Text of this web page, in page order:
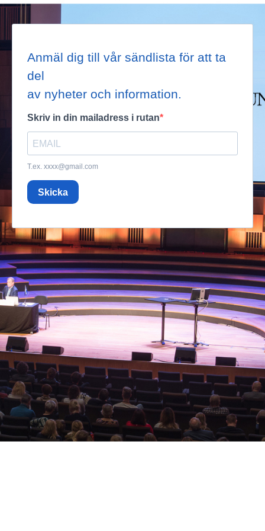
Anmäl dig till vår sändlista för att ta
del
av nyheter och information.
Skriv in din mailadress i rutan
T.ex. xxxx@gmail.com
Skicka